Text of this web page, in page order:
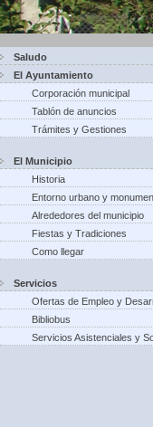
Saludo
El Ayuntamiento
Corporación municipal
Tablón de anuncios
Trámites y Gestiones
El Municipio
Historia
Entorno urbano y
Alrededores del municipio
Fiestas y Tradiciones
Como llegar
Servicios
Ofertas de Empleo y
Bibliobus
Servicios Asistenciales y